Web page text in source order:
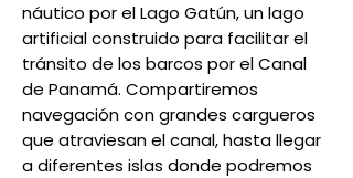
náutico por el Lago Gatún, un lago
artificial construido para facilitar el
tránsito de los barcos por el Canal
de Panamá. Compartiremos
navegación con grandes cargueros
que atraviesan el canal, hasta llegar
a diferentes islas donde podremos